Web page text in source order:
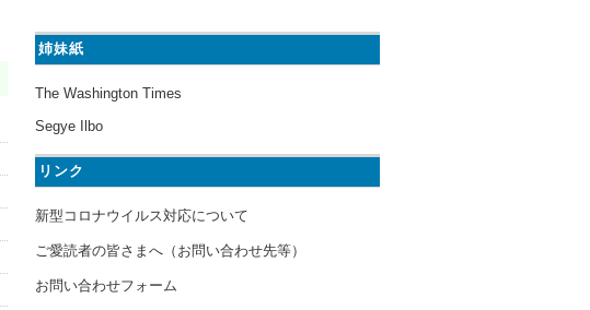
姉妹紙
The Washington Times
Segye Ilbo
リンク
新型コロナウイルス対応について
ご愛読者の皆さまへ（お問い合わせ先等）
お問い合わせフォーム